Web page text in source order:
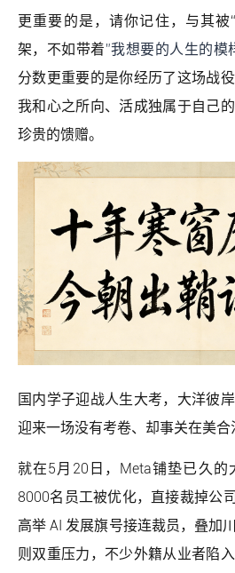
更重要的是，请你记住，与其被
架，不如带着”我想要的人生的模
分数更重要的是你经历了这场战
我和心之所向、活成独属于自己
珍贵的馈赠。
国内学子迎战人生大考，大洋彼
迎来一场没有考卷、却事关在美合
就在5月20日，Meta铺垫已久的
8000名员工被优化，直接裁掉公
高举 AI 发展旗号接连裁员，叠加
则双重压力，不少外籍从业者陷